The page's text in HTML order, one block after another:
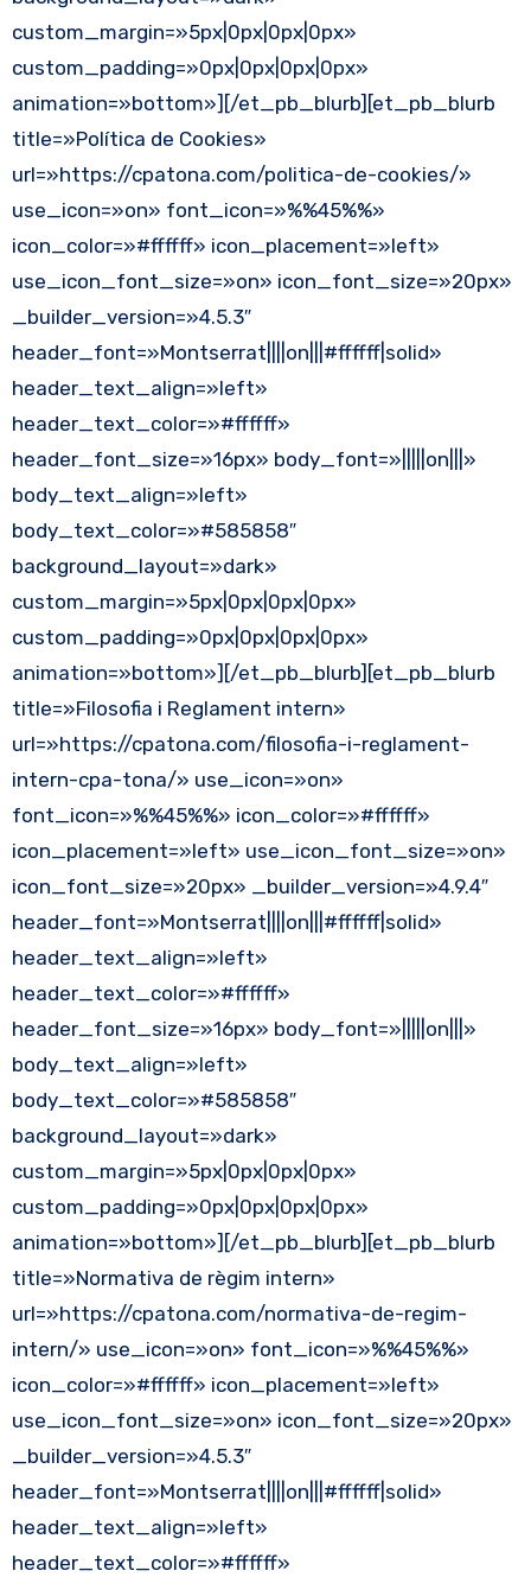
custom_margin=»5px|0px|0px|0px»
custom_padding=»0px|0px|0px|0px»
animation=»bottom»][/et_pb_blurb][et_pb_blurb
title=»Política de Cookies»
url=»https://cpatona.com/politica-de-cookies/»
use_icon=»on» font_icon=»%%45%%»
icon_color=»#ffffff» icon_placement=»left»
use_icon_font_size=»on» icon_font_size=»20px»
_builder_version=»4.5.3″
header_font=»Montserrat||||on|||#ffffff|solid»
header_text_align=»left»
header_text_color=»#ffffff»
header_font_size=»16px» body_font=»|||||on|||»
body_text_align=»left»
body_text_color=»#585858″
background_layout=»dark»
custom_margin=»5px|0px|0px|0px»
custom_padding=»0px|0px|0px|0px»
animation=»bottom»][/et_pb_blurb][et_pb_blurb
title=»Filosofia i Reglament intern»
url=»https://cpatona.com/filosofia-i-reglament-
intern-cpa-tona/» use_icon=»on»
font_icon=»%%45%%» icon_color=»#ffffff»
icon_placement=»left» use_icon_font_size=»on»
icon_font_size=»20px» _builder_version=»4.9.4″
header_font=»Montserrat||||on|||#ffffff|solid»
header_text_align=»left»
header_text_color=»#ffffff»
header_font_size=»16px» body_font=»|||||on|||»
body_text_align=»left»
body_text_color=»#585858″
background_layout=»dark»
custom_margin=»5px|0px|0px|0px»
custom_padding=»0px|0px|0px|0px»
animation=»bottom»][/et_pb_blurb][et_pb_blurb
title=»Normativa de règim intern»
url=»https://cpatona.com/normativa-de-regim-
intern/» use_icon=»on» font_icon=»%%45%%»
icon_color=»#ffffff» icon_placement=»left»
use_icon_font_size=»on» icon_font_size=»20px»
_builder_version=»4.5.3″
header_font=»Montserrat||||on|||#ffffff|solid»
header_text_align=»left»
header_text_color=»#ffffff»